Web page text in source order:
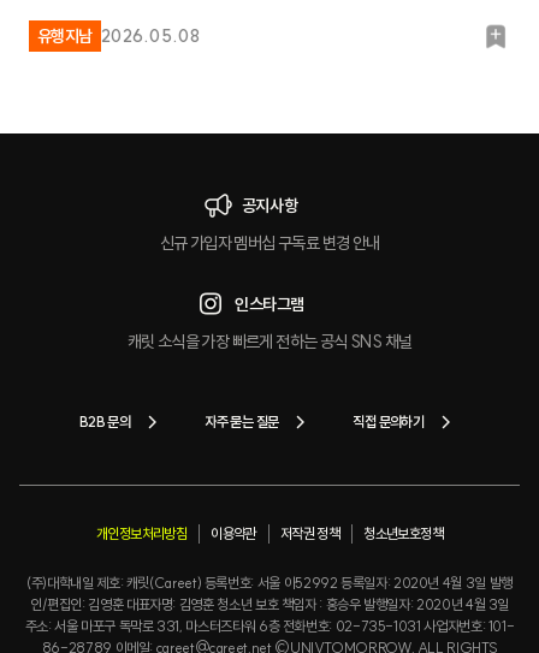
유행지남 2026.05.08
북
공지사항
신규 가입자 멤버십 구독료 변경 안내
인스타그램
캐릿 소식을 가장 빠르게 전하는 공식 SNS 채널
B2B 문의 자주 묻는 질문 직접 문의하기
개인정보처리방침 이용약관 저작권 정책 청소년보호정책
(주)대학내일 제호: 캐릿(Careet) 등록번호: 서울 아52992 등록일자: 2020년 4월 3일 발행
인/편집인: 김영훈 대표자명: 김영훈 청소년 보호 책임자 : 홍승우 발행일자: 2020년 4월 3일
주소: 서울 마포구 독막로 331, 마스터즈타워 6층 전화번호: 02-735-1031 사업자번호: 101-
86-28789 이메일: careet@careet.net ©UNIVTOMORROW. ALL RIGHTS